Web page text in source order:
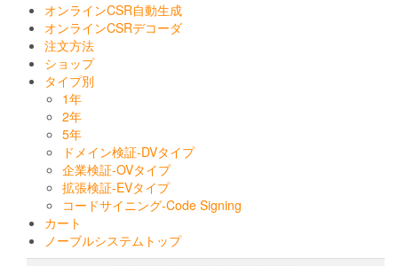
オンラインCSR自動生成
オンラインCSRデコーダ
注文方法
ショップ
タイプ別
1年
2年
5年
ドメイン検証-DVタイプ
企業検証-OVタイプ
拡張検証-EVタイプ
コードサイニング-Code Signing
カート
ノーブルシステムトップ